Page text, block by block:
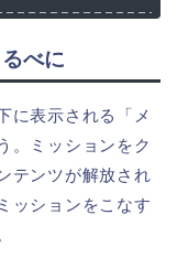
べに
に表示される「メ
。ミッションをク
テンツが解放され
ッションをこなす